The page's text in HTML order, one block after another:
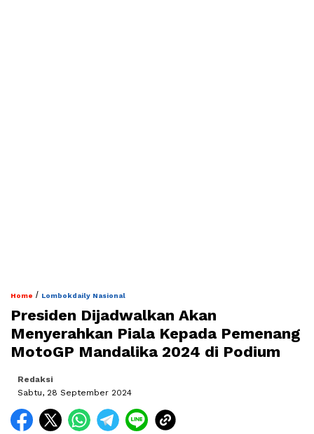
Home / Lombokdaily Nasional
Presiden Dijadwalkan Akan
Menyerahkan Piala Kepada Pemenang
MotoGP Mandalika 2024 di Podium
Redaksi
Sabtu, 28 September 2024